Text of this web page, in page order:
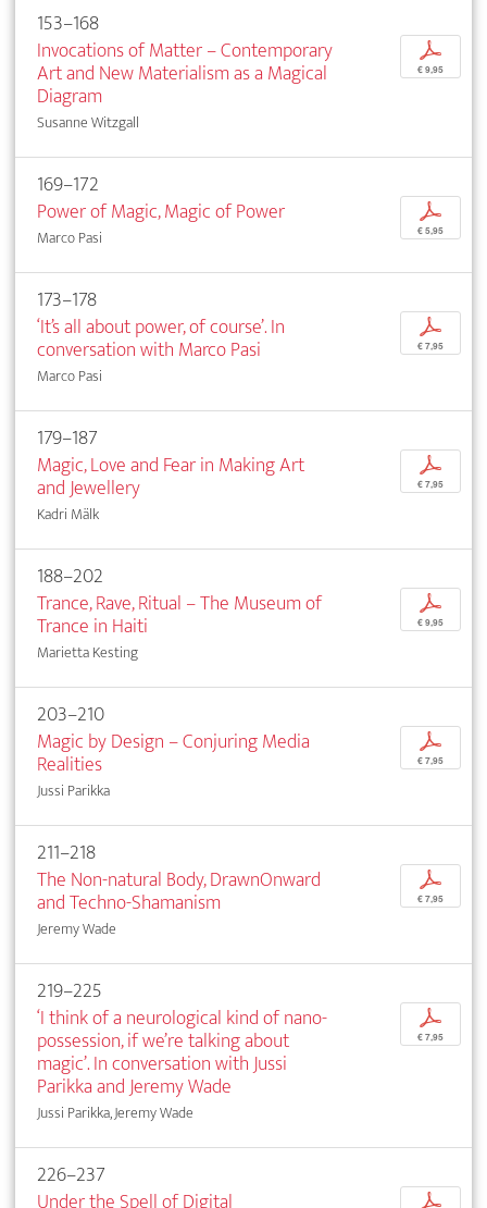
153–168
Invocations of Matter – Contemporary
Art and New Materialism as a Magical
Diagram
Susanne Witzgall
p
€ 9,95
169–172
Power of Magic, Magic of Power
Marco Pasi
p
€ 5,95
173–178
‘It’s all about power, of course’. In
conversation with Marco Pasi
Marco Pasi
p
€ 7,95
179–187
Magic, Love and Fear in Making Art
and Jewellery
Kadri Mälk
p
€ 7,95
188–202
Trance, Rave, Ritual – The Museum of
Trance in Haiti
Marietta Kesting
p
€ 9,95
203–210
Magic by Design – Conjuring Media
Realities
Jussi Parikka
p
€ 7,95
211–218
The Non-natural Body, DrawnOnward
and Techno-Shamanism
Jeremy Wade
p
€ 7,95
219–225
‘I think of a neurological kind of nano-
possession, if we’re talking about
magic’. In conversation with Jussi
Parikka and Jeremy Wade
Jussi Parikka, Jeremy Wade
p
€ 7,95
226–237
p